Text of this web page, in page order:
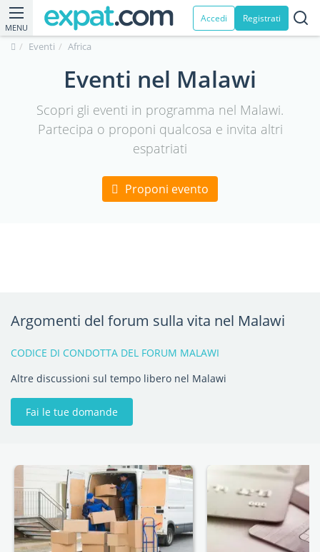
MENU
Accedi Registrati
Eventi Africa
Eventi nel Malawi
Scopri gli eventi in programma nel Malawi.
Partecipa o proponi qualcosa e invita altri
espatriati
Proponi evento
Argomenti del forum sulla vita nel Malawi
CODICE DI CONDOTTA DEL FORUM MALAWI
Altre discussioni sul tempo libero nel Malawi
Fai le tue domande